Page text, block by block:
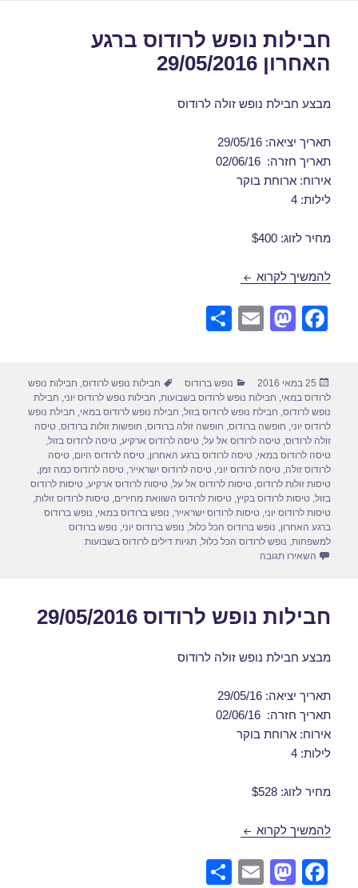
חבילות נופש לרודוס ברגע
האחרון 29/05/2016
מבצע חבילת נופש זולה לרודוס
תאריך יציאה: 29/05/16
תאריך חזרה: 02/06/16
אירוח: ארוחת בוקר
לילות: 4
מחיר לזוג: $400
להמשיך לקרוא חבילות נופש לרודוס ברגע האחרון 29/05/2016
F
e
b
o
o
k
M
o
d
o
n
E
e
פורסם
בתאריך
25 במאי 2016 קטגוריות
נופש ברודוס תגיות
חבילות נופש לרודוס, חבילות נופש
לרודוס במאי, חבילות נופש לרודוס בשבועות, חבילות נופש לרודוס יוני, חבילת
נופש לרודוס, חבילת נופש לרודוס בזול, חבילת נופש לרודוס במאי, חבילת נופש
לרודוס יוני, חופשה ברודוס, חופשה זולה ברודוס, חופשות זולות ברודוס,טיסה
זולה לרודוס,טיסה לרודוס אל על,טיסה לרודוס ארקיע,טיסה לרודוס בזול,
טיסה לרודוס במאי,טיסה לרודוס ברגע האחרון,טיסה לרודוס היום,טיסה
לרודוס זולה,טיסה לרודוס יוני,טיסה לרודוס ישראייר,טיסה לרודוס כמה זמן,
טיסות זולות לרודוס,טיסות לרודוס אל על,טיסות לרודוס ארקיע,טיסות לרודוס
בזול,טיסות לרודוס בקיץ,טיסות לרודוס השוואת מחירים,טיסות לרודוס זולות,
טיסות לרודוס יוני,טיסות לרודוס ישראייר, נופש ברודוס במאי, נופש ברודוס
ברגע האחרון, נופש ברודוס הכל כלול, נופש ברודוס יוני, נופש ברודוס
למשפחות, נופש לרודוס הכל כלול,תגיות דילים לרודוס בשבועות
השאירו תגובה
חבילות נופש לרודוס 29/05/2016
מבצע חבילת נופש זולה לרודוס
תאריך יציאה: 29/05/16
תאריך חזרה: 02/06/16
אירוח: ארוחת בוקר
לילות: 4
מחיר לזוג: $528
להמשיך לקרוא חבילות נופש לרודוס 29/05/2016
F
M
E